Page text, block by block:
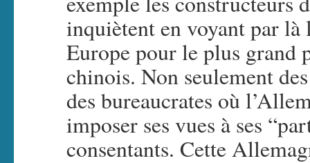
inquiètent en voyant par
Europe pour le plus grand
chinois. Non seulement
des bureaucrates où
imposer ses vues à ses
consentants. Cette